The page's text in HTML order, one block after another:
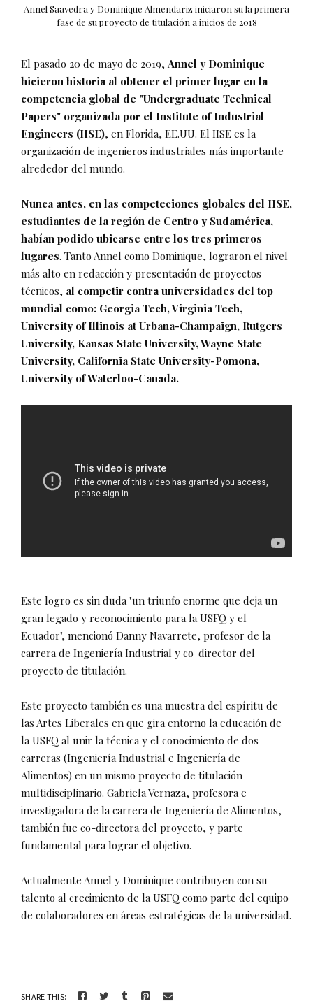
Annel Saavedra y Dominique Almendariz iniciaron su la primera
fase de su proyecto de titulación a inicios de 2018
El pasado 20 de mayo de 2019, Annel y Dominique
hicieron historia al obtener el primer lugar en la
competencia global de "Undergraduate Technical
Papers" organizada por el Institute of Industrial
Engineers (IISE), en Florida, EE.UU. El IISE es la
organización de ingenieros industriales más importante
alrededor del mundo.
Nunca antes, en las competeciones globales del IISE,
estudiantes de la región de Centro y Sudamérica,
habían podido ubicarse entre los tres primeros
lugares. Tanto Annel como Dominique, lograron el nivel
más alto en redacción y presentación de proyectos
técnicos, al competir contra universidades del top
mundial como: Georgia Tech, Virginia Tech,
University of Illinois at Urbana-Champaign, Rutgers
University, Kansas State University, Wayne State
University, California State University-Pomona,
University of Waterloo-Canada.
Este logro es sin duda "un triunfo enorme que deja un
gran legado y reconocimiento para la USFQ y el
Ecuador", mencionó Danny Navarrete, profesor de la
carrera de Ingeniería Industrial y co-director del
proyecto de titulación.
Este proyecto también es una muestra del espíritu de
las Artes Liberales en que gira entorno la educación de
la USFQ al unir la técnica y el conocimiento de dos
carreras (Ingeniería Industrial e Ingeniería de
Alimentos) en un mismo proyecto de titulación
multidisciplinario. Gabriela Vernaza, profesora e
investigadora de la carrera de Ingeniería de Alimentos,
también fue co-directora del proyecto, y parte
fundamental para lograr el objetivo.
Actualmente Annel y Dominique contribuyen con su
talento al crecimiento de la USFQ como parte del equipo
de colaboradores en áreas estratégicas de la universidad.
SHARE THIS: